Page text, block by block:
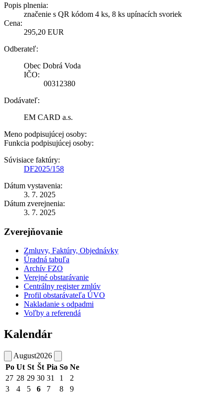
Popis plnenia:
značenie s QR kódom 4 ks, 8 ks upínacích svoriek
Cena:
295,20 EUR
Odberateľ:
Obec Dobrá Voda
IČO:
00312380
Dodávateľ:
EM CARD a.s.
Meno podpisujúcej osoby:
Funkcia podpisujúcej osoby:
Súvisiace faktúry:
DF2025/158
Dátum vystavenia:
3. 7. 2025
Dátum zverejnenia:
3. 7. 2025
Zverejňovanie
Zmluvy, Faktúry, Objednávky
Úradná tabuľa
Archív FZO
Verejné obstarávanie
Centrálny register zmlúv
Profil obstarávateľa ÚVO
Nakladanie s odpadmi
Voľby a referendá
Kalendár
August2026
Po Ut St Št Pia So Ne
27 28 29 30 31 1
2
3
4 5 6 7 8
9